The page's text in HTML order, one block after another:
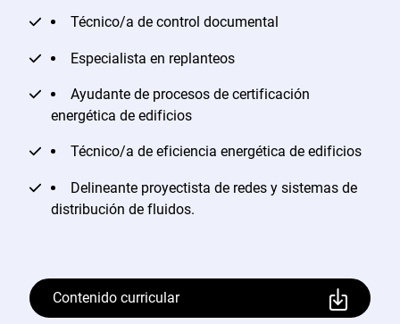
Técnico/a de control documental
Especialista en replanteos
Ayudante de procesos de certificación
energética de edificios
Técnico/a de eficiencia energética de edificios
Delineante proyectista de redes y sistemas de
distribución de fluidos.
Contenido curricular